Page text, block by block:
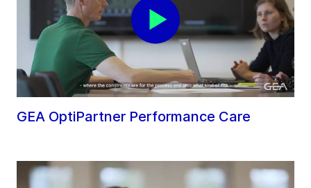
GEA OptiPartner Performance Care